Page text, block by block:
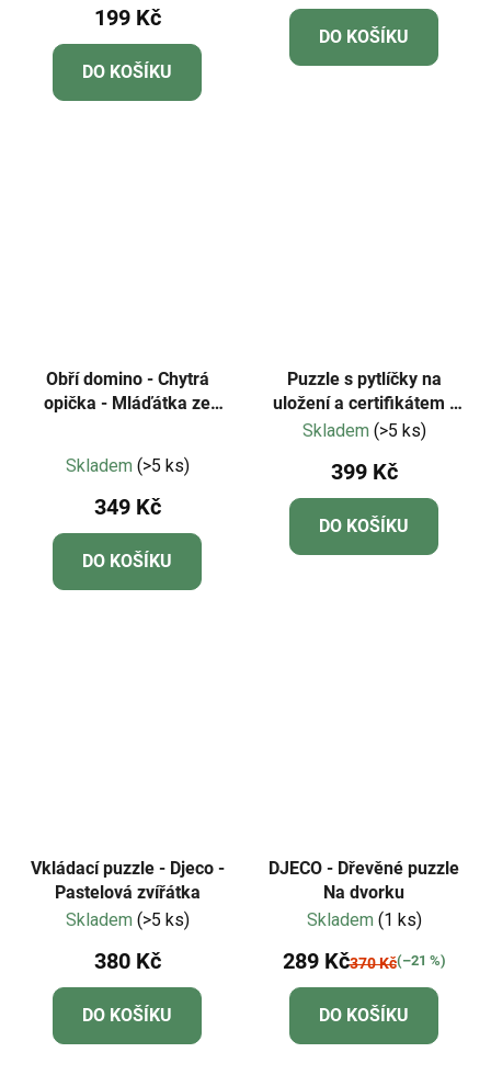
produktu
je
4,8
z
199 Kč
DO KOŠÍKU
DO KOŠÍKU
Obří domino - Chytrá
opička - Mláďátka ze
hodnocení
produktu
je
5,0
z
Skladem (>5 ks)
349 Kč
DO KOŠÍKU
Puzzle s pytlíčky na
uložení a certifikátem -
Mideer - LEVEL 01 -
Skladem (>5 ks)
399 Kč
DO KOŠÍKU
Vkládací puzzle - Djeco -
Pastelová zvířátka
Skladem (>5 ks)
380 Kč
DO KOŠÍKU
DJECO - Dřevěné puzzle
Na dvorku
Skladem (1 ks)
289 Kč370 Kč(–21 %)
DO KOŠÍKU